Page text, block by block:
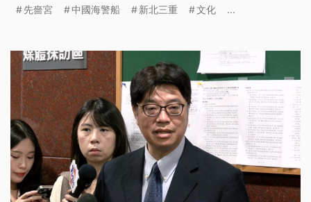
護漁勤務，防範中國漁船越界捕撈和中國海警船干
先嗇宮 中國海警船 新北三重 文化 ...